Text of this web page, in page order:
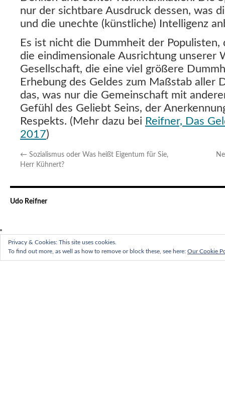
nur der sichtbare Ausdruck dessen, was
und die unechte (künstliche) Intelligenz
Es ist nicht die Dummheit der Populisten,
die eindimensionale Ausrichtung unserer
Gesellschaft, die eine viel größere
Erhebung des Geldes zum Maßstab aller
das, was nur die Gemeinschaft mit
Gefühl des Geliebt Seins, der
Respekts. (Mehr dazu bei Reifner, Das
2017)
← Sozialismus oder Was heißt Eigentum für Sie,
Herr Kühnert?
Udo Reifner
Privacy & Cookies: This site uses cookies.
To find out more, as well as how to remove or block these, see here: Our Cookie